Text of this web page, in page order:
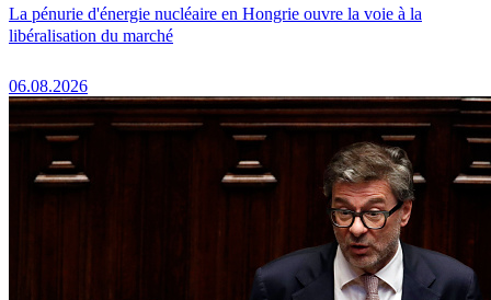
La pénurie d'énergie nucléaire en Hongrie ouvre la voie à la
libéralisation du marché
06.08.2026